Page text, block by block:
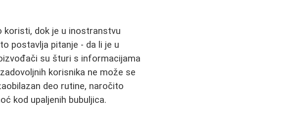
koristi, dok je u inostranstvu
postavlja pitanje - da li je u
su šturi s informacijama
korisnika ne može se
deo rutine, naročito
kod upaljenih bubuljica.